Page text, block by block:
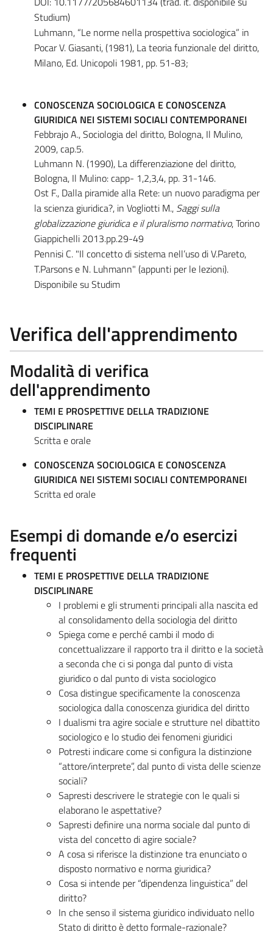
Studium)
Luhmann, “Le norme nella prospettiva sociologica” in
Pocar V. Giasanti, (1981), La teoria funzionale del diritto,
Milano, Ed. Unicopoli 1981, pp. 51-83;
CONOSCENZA SOCIOLOGICA E CONOSCENZA
GIURIDICA NEI SISTEMI SOCIALI CONTEMPORANEI
Febbrajo A., Sociologia del diritto, Bologna, Il Mulino,
2009, cap.5.
Luhmann N. (1990), La differenziazione del diritto,
Bologna, Il Mulino: capp- 1,2,3,4, pp. 31-146.
Ost F., Dalla piramide alla Rete: un nuovo paradigma per
la scienza giuridica?, in Vogliotti M., Saggi sulla
globalizzazione giuridica e il pluralismo normativo, Torino
Giappichelli 2013.pp.29-49
Pennisi C. "Il concetto di sistema nell’uso di V.Pareto,
T.Parsons e N. Luhmann" (appunti per le lezioni).
Disponibile su Studim
Verifica dell'apprendimento
Modalità di verifica
dell'apprendimento
TEMI E PROSPETTIVE DELLA TRADIZIONE
DISCIPLINARE
Scritta e orale
CONOSCENZA SOCIOLOGICA E CONOSCENZA
GIURIDICA NEI SISTEMI SOCIALI CONTEMPORANEI
Scritta ed orale
Esempi di domande e/o esercizi
frequenti
TEMI E PROSPETTIVE DELLA TRADIZIONE
DISCIPLINARE
I problemi e gli strumenti principali alla nascita ed
al consolidamento della sociologia del diritto
Spiega come e perché cambi il modo di
concettualizzare il rapporto tra il diritto e la società
a seconda che ci si ponga dal punto di vista
giuridico o dal punto di vista sociologico
Cosa distingue specificamente la conoscenza
sociologica dalla conoscenza giuridica del diritto
I dualismi tra agire sociale e strutture nel dibattito
sociologico e lo studio dei fenomeni giuridici
Potresti indicare come si configura la distinzione
“attore/interprete”, dal punto di vista delle scienze
sociali?
Sapresti descrivere le strategie con le quali si
elaborano le aspettative?
Sapresti definire una norma sociale dal punto di
vista del concetto di agire sociale?
A cosa si riferisce la distinzione tra enunciato o
disposto normativo e norma giuridica?
Cosa si intende per “dipendenza linguistica” del
diritto?
In che senso il sistema giuridico individuato nello
Stato di diritto è detto formale-razionale?